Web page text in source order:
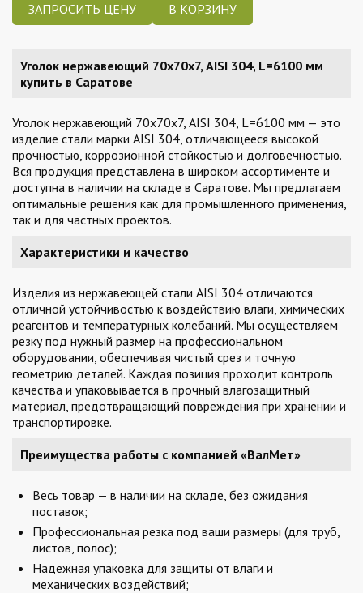
ЗАПРОСИТЬ ЦЕНУ
Уголок нержавеющий 70х70х7, AISI 304, L=6100 мм
купить в Саратове
Уголок нержавеющий 70х70х7, AISI 304, L=6100 мм — это
изделие стали марки AISI 304, отличающееся высокой
прочностью, коррозионной стойкостью и долговечностью.
Вся продукция представлена в широком ассортименте и
доступна в наличии на складе в Саратове. Мы предлагаем
оптимальные решения как для промышленного применения,
так и для частных проектов.
Характеристики и качество
Изделия из нержавеющей стали AISI 304 отличаются
отличной устойчивостью к воздействию влаги, химических
реагентов и температурных колебаний. Мы осуществляем
резку под нужный размер на профессиональном
оборудовании, обеспечивая чистый срез и точную
геометрию деталей. Каждая позиция проходит контроль
качества и упаковывается в прочный влагозащитный
материал, предотвращающий повреждения при хранении и
транспортировке.
Преимущества работы с компанией «ВалМет»
Весь товар — в наличии на складе, без ожидания
поставок;
Профессиональная резка под ваши размеры (для труб,
листов, полос);
Надежная упаковка для защиты от влаги и
механических воздействий;